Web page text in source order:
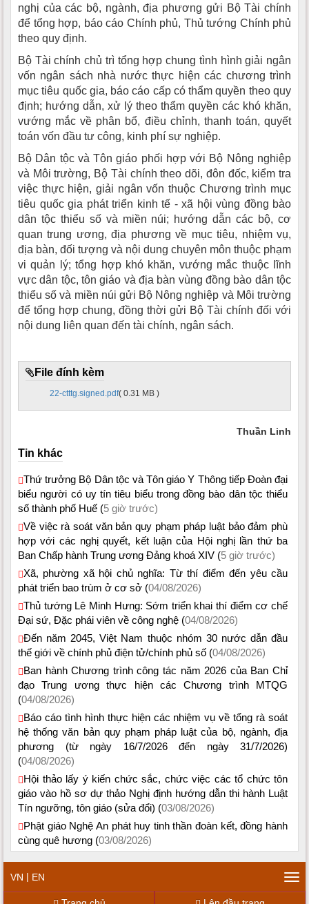
nghị của các bộ, ngành, địa phương gửi Bộ Tài chính
để tổng hợp, báo cáo Chính phủ, Thủ tướng Chính phủ
theo quy định.
Bộ Tài chính chủ trì tổng hợp chung tình hình giải ngân
vốn ngân sách nhà nước thực hiện các chương trình
mục tiêu quốc gia, báo cáo cấp có thẩm quyền theo quy
định; hướng dẫn, xử lý theo thẩm quyền các khó khăn,
vướng mắc về phân bổ, điều chỉnh, thanh toán, quyết
toán vốn đầu tư công, kinh phí sự nghiệp.
Bộ Dân tộc và Tôn giáo phối hợp với Bộ Nông nghiệp
và Môi trường, Bộ Tài chính theo dõi, đôn đốc, kiểm tra
việc thực hiện, giải ngân vốn thuộc Chương trình mục
tiêu quốc gia phát triển kinh tế - xã hội vùng đồng bào
dân tộc thiểu số và miền núi; hướng dẫn các bộ, cơ
quan trung ương, địa phương về mục tiêu, nhiệm vụ,
địa bàn, đối tượng và nội dung chuyên môn thuộc phạm
vi quản lý; tổng hợp khó khăn, vướng mắc thuộc lĩnh
vực dân tộc, tôn giáo và địa bàn vùng đồng bào dân tộc
thiểu số và miền núi gửi Bộ Nông nghiệp và Môi trường
để tổng hợp chung, đồng thời gửi Bộ Tài chính đối với
nội dung liên quan đến tài chính, ngân sách.
File đính kèm
22-ctttg.signed.pdf( 0.31 MB )
Thuần Linh
Tin khác
Thứ trưởng Bộ Dân tộc và Tôn giáo Y Thông tiếp Đoàn đại
biểu người có uy tín tiêu biểu trong đồng bào dân tộc thiểu
số thành phố Huế (5 giờ trước)
Về việc rà soát văn bản quy phạm pháp luật bảo đảm phù
hợp với các nghị quyết, kết luận của Hội nghị lần thứ ba
Ban Chấp hành Trung ương Đảng khoá XIV (5 giờ trước)
Xã, phường xã hội chủ nghĩa: Từ thí điểm đến yêu cầu
phát triển bao trùm ở cơ sở (04/08/2026)
Thủ tướng Lê Minh Hưng: Sớm triển khai thí điểm cơ chế
Đại sứ, Đặc phái viên về công nghệ (04/08/2026)
Đến năm 2045, Việt Nam thuộc nhóm 30 nước dẫn đầu
thế giới về chính phủ điện tử/chính phủ số (04/08/2026)
Ban hành Chương trình công tác năm 2026 của Ban Chỉ
đạo Trung ương thực hiện các Chương trình MTQG
(04/08/2026)
Báo cáo tình hình thực hiện các nhiệm vụ về tổng rà soát
hệ thống văn bản quy phạm pháp luật của bộ, ngành, địa
phương (từ ngày 16/7/2026 đến ngày 31/7/2026)
(04/08/2026)
Hội thảo lấy ý kiến chức sắc, chức việc các tổ chức tôn
giáo vào hồ sơ dự thảo Nghị định hướng dẫn thi hành Luật
Tín ngưỡng, tôn giáo (sửa đổi) (03/08/2026)
Phật giáo Nghệ An phát huy tinh thần đoàn kết, đồng hành
cùng quê hương (03/08/2026)
VN | EN